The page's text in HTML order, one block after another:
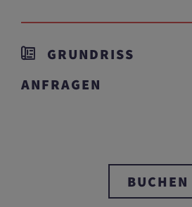
GRUNDRISS
ANFRAGEN
BUCHEN